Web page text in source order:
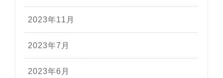
2023年11月
2023年7月
2023年6月